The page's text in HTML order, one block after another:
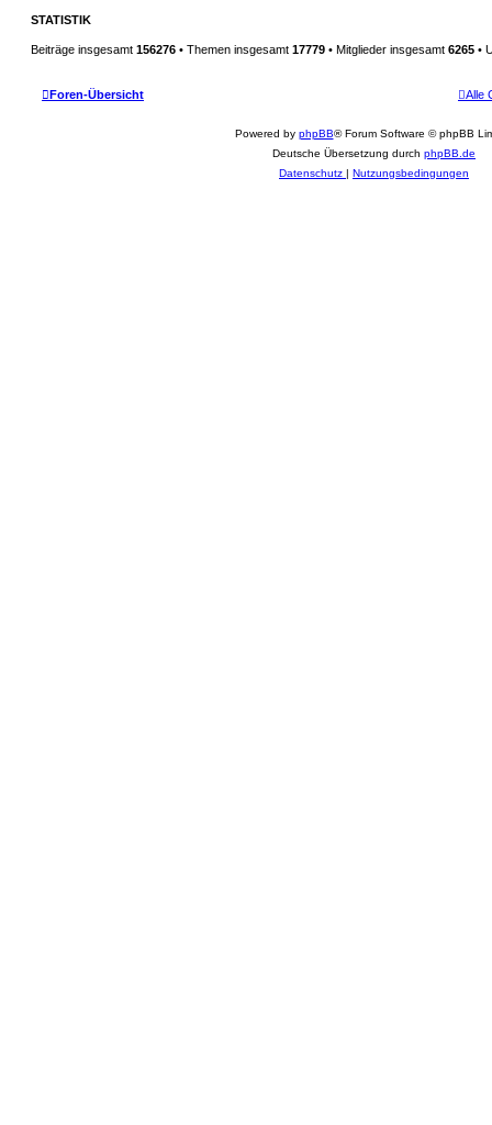
STATISTIK
Beiträge insgesamt 156276 • Themen insgesamt 17779 • Mitglieder insgesamt 6265 •
Foren-Übersicht Alle
Powered by phpBB® Forum Software © phpBB
Deutsche Übersetzung durch phpBB.de
Datenschutz
Nutzungsbedingungen